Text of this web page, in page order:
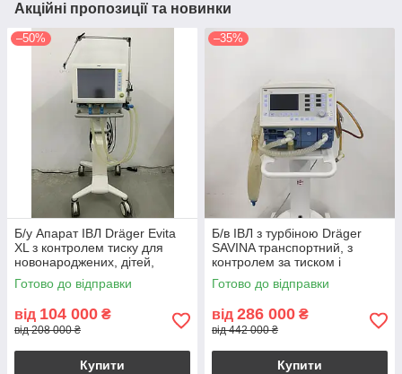
Акційні пропозиції та новинки
–50%
Б/у Апарат ІВЛ Dräger Evita
XL з контролем тиску для
новонароджених, дітей,
дорослих, масочної
вентиляції
Готово до відправки
від 104 000 ₴
від 208 000 ₴
Купити
–35%
Б/в ІВЛ з турбіною Dräger
SAVINA транспортний, з
контролем за тиском і
об'ємом, для дітей і дорослих
Готово до відправки
від 286 000 ₴
від 442 000 ₴
Купити